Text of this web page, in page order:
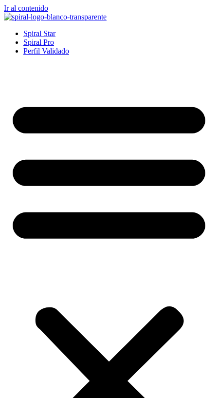
Ir al contenido
Spiral Star
Spiral Pro
Perfil Validado